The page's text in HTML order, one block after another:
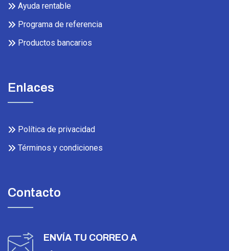
Ayuda rentable
Programa de referencia
Productos bancarios
Enlaces
Política de privacidad
Términos y condiciones
Contacto
ENVÍA TU CORREO A